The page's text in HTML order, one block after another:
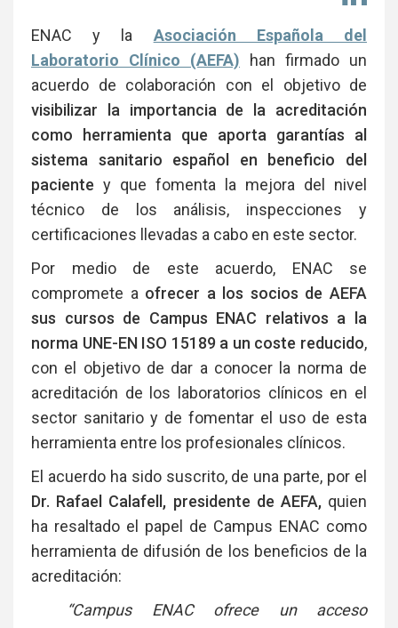
en
ENAC y la Asociación Española del
Laboratorio Clínico (AEFA)
han firmado un
acuerdo de colaboración con el objetivo de
visibilizar la importancia de la acreditación
como herramienta que aporta garantías al
sistema sanitario español en beneficio del
paciente y que fomenta la mejora del nivel
técnico de los análisis, inspecciones y
certificaciones llevadas a cabo en este sector.
Por medio de este acuerdo, ENAC se
compromete a ofrecer a los socios de AEFA
sus cursos de Campus ENAC relativos a la
norma UNE-EN ISO 15189 a un coste reducido,
con el objetivo de dar a conocer la norma de
acreditación de los laboratorios clínicos en el
sector sanitario y de fomentar el uso de esta
herramienta entre los profesionales clínicos.
El acuerdo ha sido suscrito, de una parte, por el
Dr. Rafael Calafell, presidente de AEFA,quien
ha resaltado el papel de Campus ENAC como
herramienta de difusión de los beneficios de la
acreditación:
“Campus ENAC ofrece un acceso